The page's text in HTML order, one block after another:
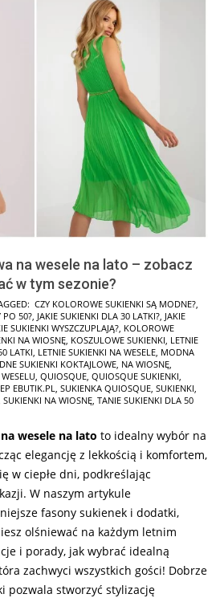
na wesele na lato – zobacz
w tym sezonie?
CZY KOLOROWE SUKIENKI SĄ MODNE?,
PO 50?, JAKIE SUKIENKI DLA 30 LATKI?, JAKIE
SUKIENKI WYSZCZUPLAJĄ?, KOLOROWE
NA WIOSNĘ, KOSZULOWE SUKIENKI, LETNIE
LATKI, LETNIE SUKIENKI NA WESELE, MODNA
SUKIENKI KOKTAJLOWE, NA WIOSNĘ,
, QUIOSQUE, QUIOSQUE SUKIENKI,
EBUTIK.PL, SUKIENKA QUIOSQUE, SUKIENKI,
SUKIENKI NA WIOSNĘ, TANIE SUKIENKI DLA 50
wesele na lato to idealny wybór na
elegancję z lekkością i komfortem,
w ciepłe dni, podkreślając
W naszym artykule
fasony sukienek i dodatki,
olśniewać na każdym letnim
i porady, jak wybrać idealną
zachwyci wszystkich gości! Dobrze
pozwala stworzyć stylizację